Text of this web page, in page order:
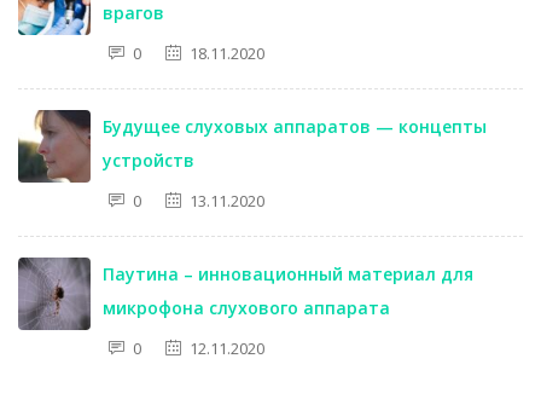
врагов
0 18.11.2020
Будущее слуховых аппаратов — концепты
устройств
0 13.11.2020
Паутина – инновационный материал для
микрофона слухового аппарата
0 12.11.2020